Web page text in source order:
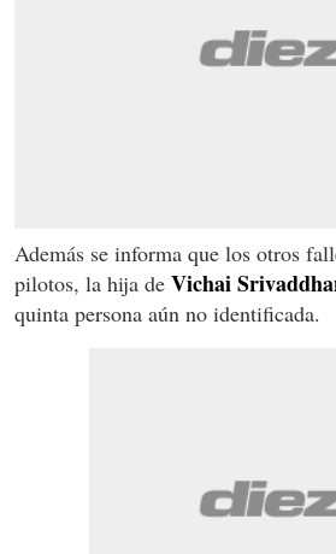
Además se informa que los otros
pilotos, la hija de Vichai
quinta persona aún no identificada.